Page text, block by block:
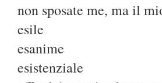
non sposate me, ma il
esile
esanime
esistenziale